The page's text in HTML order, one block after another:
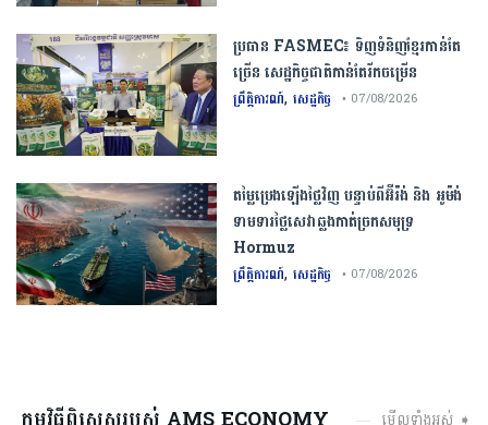
ប្រធាន​​ ​FASMEC​៖​ ​ទិញ​ទំនិញ​ខ្មែរ​កាន់តែ​
ច្រើន​ ​សេដ្ឋកិច្ច​ជាតិ​កាន់តែ​រីកចម្រើន​
ព្រឹត្តិការណ៍, សេដ្ឋកិច្ច • 07/08/2026
តម្លៃប្រេងឡើងថ្លៃវិញ បន្ទាប់ពីអ៊ីរ៉ង់ និង អូម៉ង់
ទាមទារថ្លៃសេវាឆ្លងកាត់ច្រកសមុទ្រ
Hormuz
ព្រឹត្តិការណ៍, សេដ្ឋកិច្ច • 07/08/2026